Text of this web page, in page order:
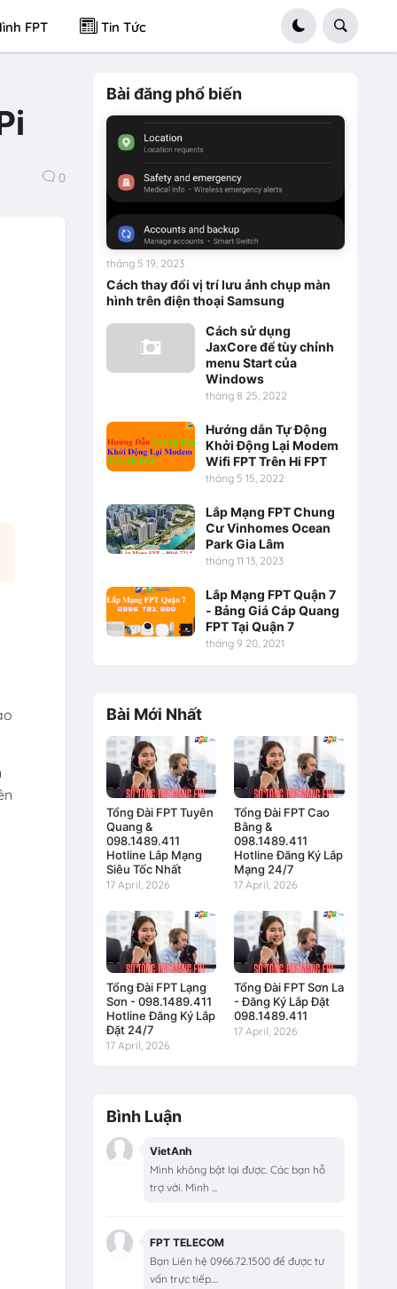
FPT Tin Tức
0
Bài đăng phổ biến
Cách thay đổi vị trí lưu ảnh chụp màn
hình trên điện thoại Samsung
tháng 5 19, 2023
Cách sử dụng
JaxCore để tùy chỉnh
menu Start của
Windows
tháng 8 25, 2022
Hướng dẫn Tự Động
Khởi Động Lại Modem
Wifi FPT Trên Hi FPT
tháng 5 15, 2022
Lắp Mạng FPT Chung
Cư Vinhomes Ocean
Park Gia Lâm
tháng 11 13, 2023
Lắp Mạng FPT Quận 7
- Bảng Giá Cáp Quang
FPT Tại Quận 7
tháng 9 20, 2021
Bài Mới Nhất
Tổng Đài FPT Tuyên
Quang &
098.1489.411
Hotline Lắp Mạng
Siêu Tốc Nhất
17 April, 2026
Tổng Đài FPT Cao
Bằng &
098.1489.411
Hotline Đăng Ký Lắp
Mạng 24/7
17 April, 2026
Tổng Đài FPT Lạng
Sơn - 098.1489.411
Hotline Đăng Ký Lắp
Đặt 24/7
17 April, 2026
Tổng Đài FPT Sơn La
- Đăng Ký Lắp Đặt
098.1489.411
17 April, 2026
Bình Luận
VietAnh
Mình không bật lại được. Các bạn hỗ
trợ với. Mình ...
FPT TELECOM
Bạn Liên hệ 0966.72.1500 để được tư
vấn trực tiếp....